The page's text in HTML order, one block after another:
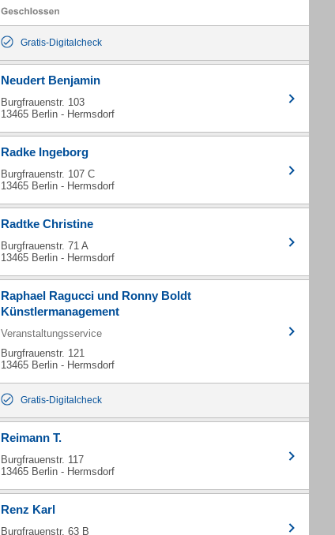
Gratis-Digitalcheck
Neudert Benjamin
Burgfrauenstr. 103
13465 Berlin - Hermsdorf
Radke Ingeborg
Burgfrauenstr. 107 C
13465 Berlin - Hermsdorf
Radtke Christine
Burgfrauenstr. 71 A
13465 Berlin - Hermsdorf
Raphael Ragucci und Ronny Boldt
Künstlermanagement
Veranstaltungsservice
Burgfrauenstr. 121
13465 Berlin - Hermsdorf
Gratis-Digitalcheck
Reimann T.
Burgfrauenstr. 117
13465 Berlin - Hermsdorf
Renz Karl
Burgfrauenstr. 63 B